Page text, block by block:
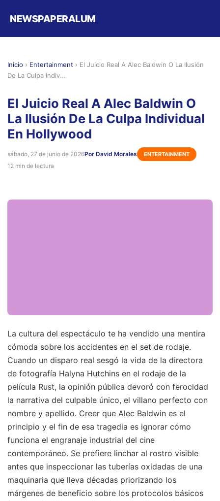
NEWSPAPERALUM
Inicio › Entertainment › El Juicio Real A Alec Baldwin O La Ilusión
De La Culpa Indiv...
El Juicio Real A Alec Baldwin O
La Ilusión De La Culpa Individual
En Hollywood
sábado, 27 de junio de 2026Por David Morales ENTERTAINMENT
12 min de lectura
La cultura del espectáculo te ha vendido una mentira
cómoda sobre los accidentes en el set de rodaje.
Cuando un disparo real sesgó la vida de la directora
de fotografía Halyna Hutchins en el rodaje de la
película Rust, la opinión pública devoró con ferocidad
la narrativa del culpable único, el villano perfecto con
nombre y apellido. Creer que Alec Baldwin es el
principio y el fin de esa tragedia es ignorar cómo
funciona el engranaje industrial del cine
contemporáneo. Se prefiere linchar al rostro visible
antes que inspeccionar las tuberías oxidadas de una
maquinaria que lleva décadas priorizando los
márgenes de beneficio sobre los protocolos básicos